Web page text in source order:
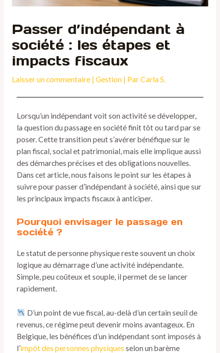
Passer d’indépendant à
société : les étapes et
impacts fiscaux
Laisser un commentaire | Gestion| ParCarla S.
Lorsqu’un indépendant voit son activité se développer,
la question du passage en société finit tôt ou tard par se
poser. Cette transition peut s’avérer bénéfique sur le
plan fiscal, social et patrimonial, mais elle implique aussi
des démarches précises et des obligations nouvelles.
Dans cet article, nous faisons le point sur les étapes à
suivre pour passer d’indépendant à société, ainsi que sur
les principaux impacts fiscaux à anticiper.
Pourquoi envisager le passage en
société ?
Le statut de personne physique reste souvent un choix
logique au démarrage d’une activité indépendante.
Simple, peu coûteux et souple, il permet de se lancer
rapidement.
D’un point de vue fiscal, au-delà d’un certain seuil de
revenus, ce régime peut devenir moins avantageux. En
Belgique, les bénéfices d’un indépendant sont imposés à
l’impôt des personnes physiques selon un barème